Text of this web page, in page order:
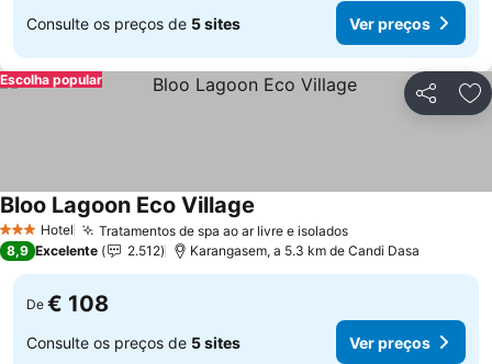
Consulte os preços de 5 sites Ver preços
Partilhar
Escolha popular
3 EstrelasHotel Tratamentos de spa ao ar livre e isolados
Bloo Lagoon Eco Village
8,9 Excelente 2.512 Karangasem, a 5.3 km de Candi Dasa
De € 108
Consulte os preços de 5 sites Ver preços